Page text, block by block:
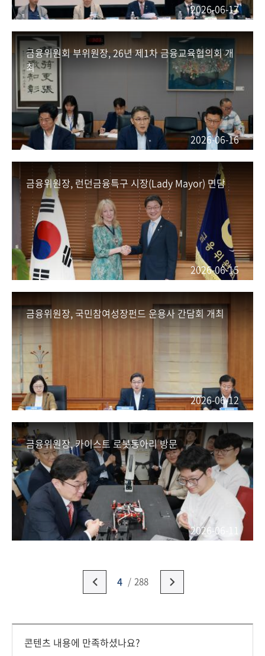
2026-06-17
금융위원회 부위원장, 26년 제1차 금융교육협의회 개
최
2026-06-16
금융위원장, 런던금융특구 시장(Lady Mayor) 면담
2026-06-15
금융위원장, 국민참여성장펀드 운용사 간담회 개최
2026-06-12
금융위원장, 카이스트 로봇동아리 방문
2026-06-11
4 288
콘텐츠 내용에 만족하셨나요?